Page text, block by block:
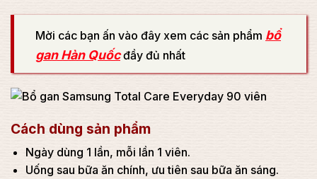
Mời các bạn ấn vào đây xem các sản phẩm bổ
gan Hàn Quốcđầy đủ nhất
Cách dùng sản phẩm
Ngày dùng 1 lần, mỗi lần 1 viên.
Uống sau bữa ăn chính, ưu tiên sau bữa ăn sáng.